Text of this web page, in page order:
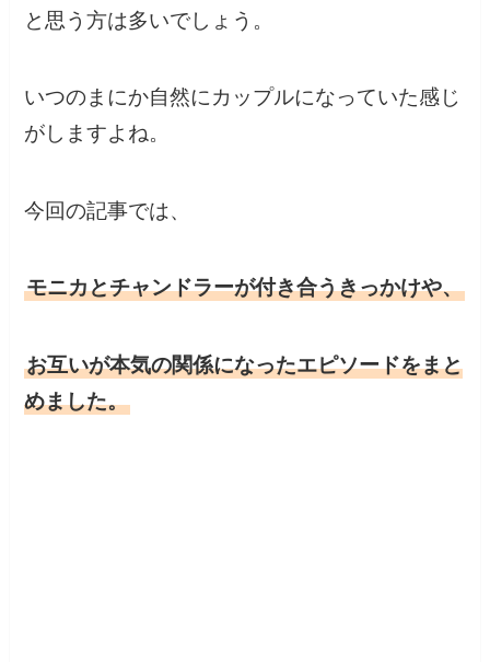
と思う方は多いでしょう。
いつのまにか自然にカップルになっていた感じ
がしますよね。
今回の記事では、
モニカとチャンドラーが付き合うきっかけや、
お互いが本気の関係になったエピソードをまと
めました。